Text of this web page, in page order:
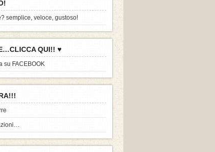
semplice, veloce, gustoso!
QUI!! ♥
su FACEBOOK